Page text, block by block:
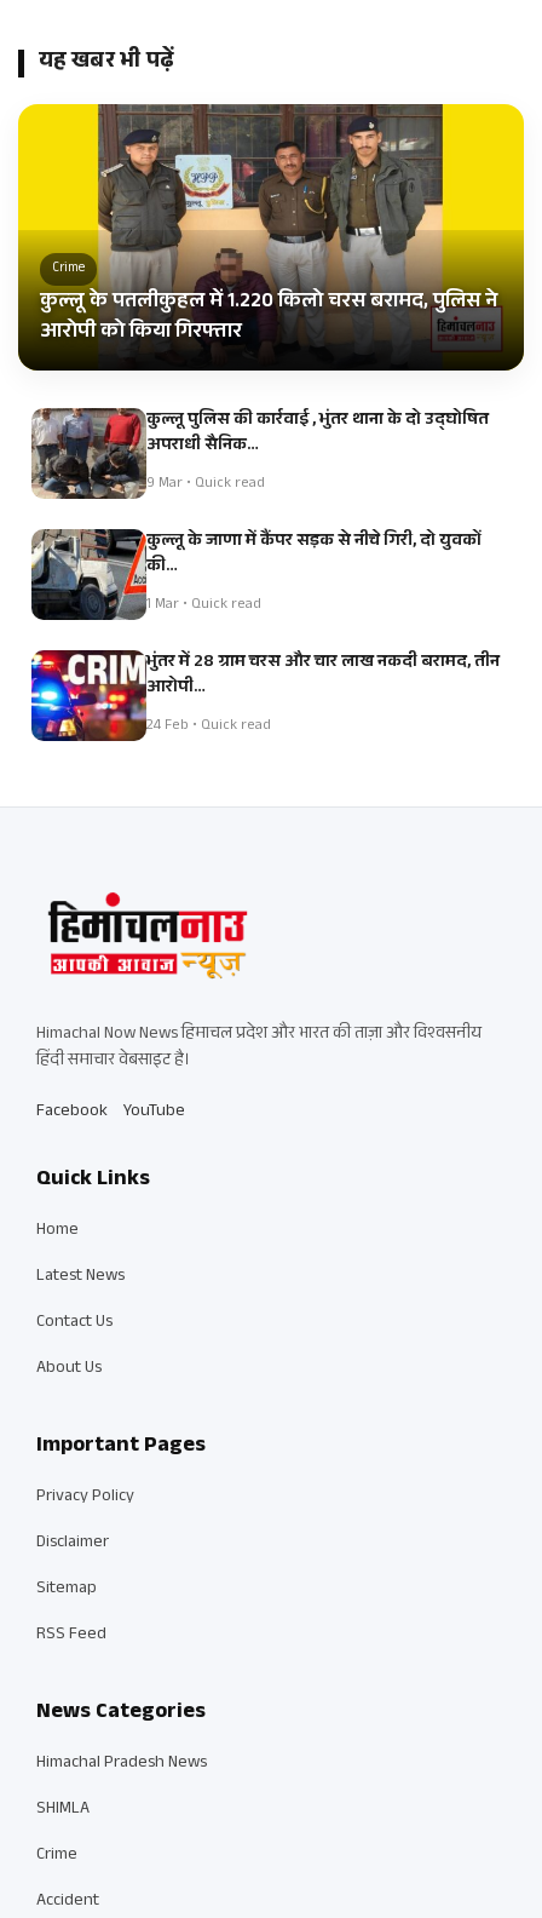
यह खबर भी पढ़ें
Crime
कुल्लू के पतलीकुहल में 1.220 किलो चरस बरामद, पुलिस ने
आरोपी को किया गिरफ्तार
कुल्लू पुलिस की कार्रवाई , भुंतर थाना के दो उद्घोषित
अपराधी सैनिक…
9 Mar • Quick read
कुल्लू के जाणा में कैंपर सड़क से नीचे गिरी, दो युवकों
की…
1 Mar • Quick read
भुंतर में 28 ग्राम चरस और चार लाख नकदी बरामद, तीन
आरोपी…
24 Feb • Quick read
Himachal Now News हिमाचल प्रदेश और भारत की ताज़ा और विश्वसनीय
हिंदी समाचार वेबसाइट है।
Facebook YouTube
Quick Links
Home
Latest News
Contact Us
About Us
Important Pages
Privacy Policy
Disclaimer
Sitemap
RSS Feed
News Categories
Himachal Pradesh News
SHIMLA
Crime
Accident